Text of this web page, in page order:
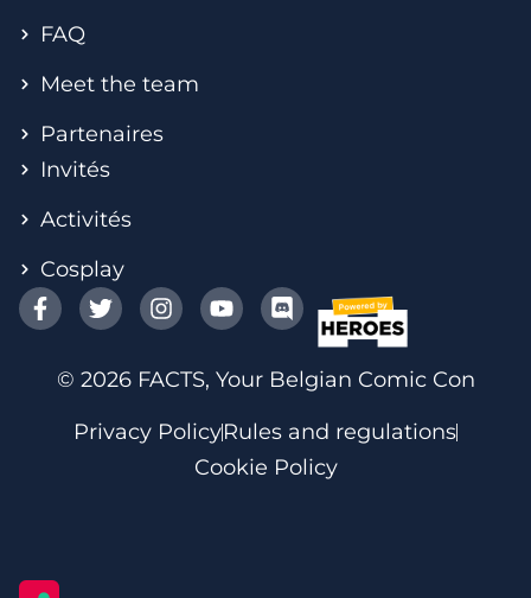
FAQ
Meet the team
Partenaires
Invités
Activités
Cosplay
© 2026 FACTS, Your Belgian Comic Con
Privacy PolicyRules and regulations
Cookie Policy